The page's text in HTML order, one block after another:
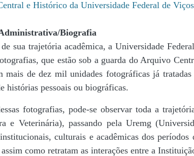
e Histórico da Universidade Federal de
Biografia
sua trajetória acadêmica, a Universidade
que estão sob a guarda do Arquivo
mais de dez mil unidades fotográficas já
histórias pessoais ou biográficas.
fotografias, pode-se observar toda a
e Veterinária), passando pela Uremg
culturais e acadêmicas dos
como retratam as interações entre a